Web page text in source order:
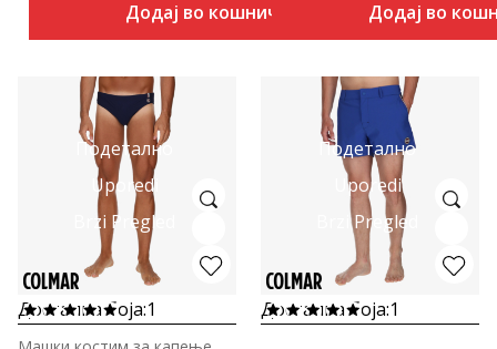
Додај во кошничка Додај во
Подетално
Uporedi
Brzi Pregled
Достапна боја:1
Подетално
Uporedi
Brzi Pregled
Достапна боја:1